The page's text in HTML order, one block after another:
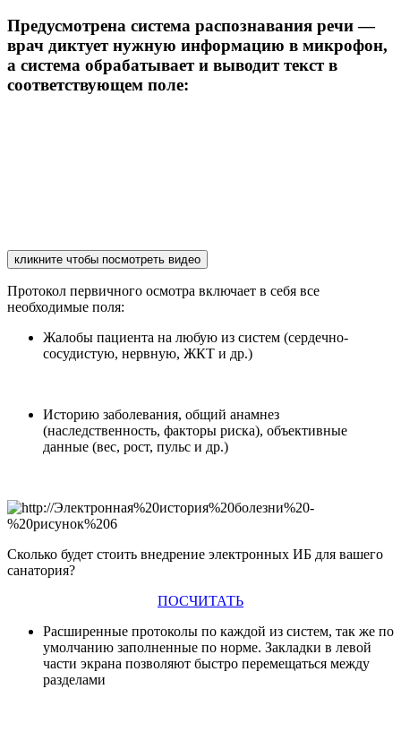
Предусмотрена система распознавания речи —
врач диктует нужную информацию в микрофон,
а система обрабатывает и выводит текст в
соответствующем поле:
кликните чтобы посмотреть видео
Протокол первичного осмотра включает в себя все
необходимые поля:
Жалобы пациента на любую из систем (сердечно-
сосудистую, нервную, ЖКТ и др.)
Историю заболевания, общий анамнез
(наследственность, факторы риска), объективные
данные (вес, рост, пульс и др.)
Сколько будет стоить внедрение электронных ИБ для вашего
санатория?
ПОСЧИТАТЬ
Расширенные протоколы по каждой из систем, так же по
умолчанию заполненные по норме. Закладки в левой
части экрана позволяют быстро перемещаться между
разделами